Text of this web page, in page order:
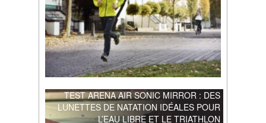
TEST ARENA AIR SONIC MIRROR : DES
LUNETTES DE NATATION IDÉALES POUR
L’EAU LIBRE ET LE TRIATHLON